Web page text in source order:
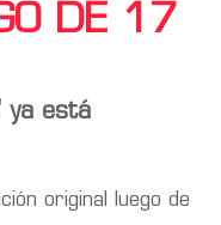
DE 17
ya está